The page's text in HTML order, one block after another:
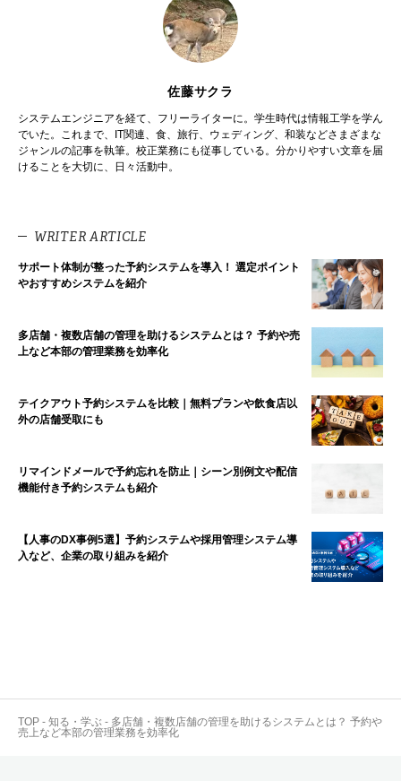
佐藤サクラ
システムエンジニアを経て、フリーライターに。学生時代は情報工学を学ん
でいた。これまで、IT関連、食、旅行、ウェディング、和装などさまざまな
ジャンルの記事を執筆。校正業務にも従事している。分かりやすい文章を届
けることを大切に、日々活動中。
WRITER ARTICLE
サポート体制が整った予約システムを導入！ 選定ポイント
やおすすめシステムを紹介
多店舗・複数店舗の管理を助けるシステムとは？ 予約や売
上など本部の管理業務を効率化
テイクアウト予約システムを比較｜無料プランや飲食店以
外の店舗受取にも
リマインドメールで予約忘れを防止｜シーン別例文や配信
機能付き予約システムも紹介
【人事のDX事例5選】予約システムや採用管理システム導
入など、企業の取り組みを紹介
TOP - 知る・学ぶ - 多店舗・複数店舗の管理を助けるシステムとは？ 予約や
売上など本部の管理業務を効率化